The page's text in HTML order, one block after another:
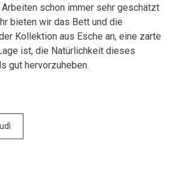
schon immer sehr geschätzt
bieten wir das Bett und die
Kollektion aus Esche an, eine zarte
ist, die Natürlichkeit dieses
gut hervorzuheben.